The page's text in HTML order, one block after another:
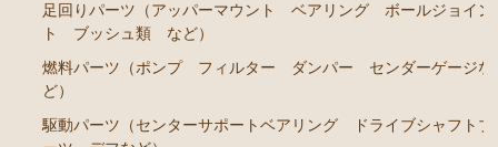
燃料パーツ（ポンプ フィルター ダンパー センダ
ーゲージなど）
駆動パーツ（センターサポートベアリング ドライブ
シャフトブーツ デフなど）
ウエザーストリップ
足回りパーツ（アッパーマウント ベアリング ボールジョイン
ト ブッシュ類 など）
燃料パーツ（ポンプ フィルター ダンパー センダーゲージな
ど）
駆動パーツ（センターサポートベアリング ドライブシャフトブ